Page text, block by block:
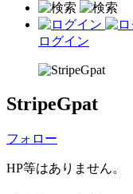
ログイン
StripeGpat
フォロー
HP等はありません。